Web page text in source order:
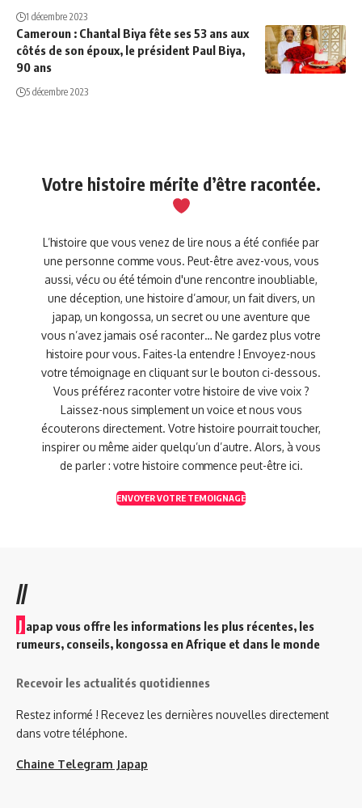
1 décembre 2023
Cameroun : Chantal Biya fête ses 53 ans aux
côtés de son époux, le président Paul Biya,
90 ans
5 décembre 2023
Votre histoire mérite d’être racontée.
L’histoire que vous venez de lire nous a été confiée par
une personne comme vous. Peut-être avez-vous, vous
aussi, vécu ou été témoin d'une rencontre inoubliable,
une déception, une histoire d’amour, un fait divers, un
japap, un kongossa, un secret ou une aventure que
vous n’avez jamais osé raconter… Ne gardez plus votre
histoire pour vous. Faites-la entendre ! Envoyez-nous
votre témoignage en cliquant sur le bouton ci-dessous.
Vous préférez raconter votre histoire de vive voix ?
Laissez-nous simplement un voice et nous vous
écouterons directement. Votre histoire pourrait toucher,
inspirer ou même aider quelqu’un d’autre. Alors, à vous
de parler : votre histoire commence peut-être ici.
ENVOYER VOTRE TEMOIGNAGE
//
J apap vous offre les informations les plus récentes, les
rumeurs, conseils, kongossa en Afrique et dans le monde
Recevoir les actualités quotidiennes
Restez informé ! Recevez les dernières nouvelles directement
dans votre téléphone.
Chaine Telegram Japap